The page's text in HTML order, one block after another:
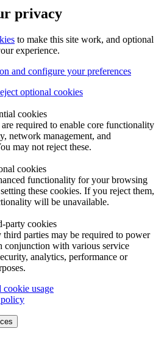
privacy
to make this site work, and optional
experience.
and configure your preferences
optional cookies
cookies
required to enable core functionality
network management, and
may not reject these.
cookies
functionality for your browsing
these cookies. If you reject them,
will be unavailable.
party cookies
third parties may be required to power
conjunction with various service
analytics, performance or
cookie usage